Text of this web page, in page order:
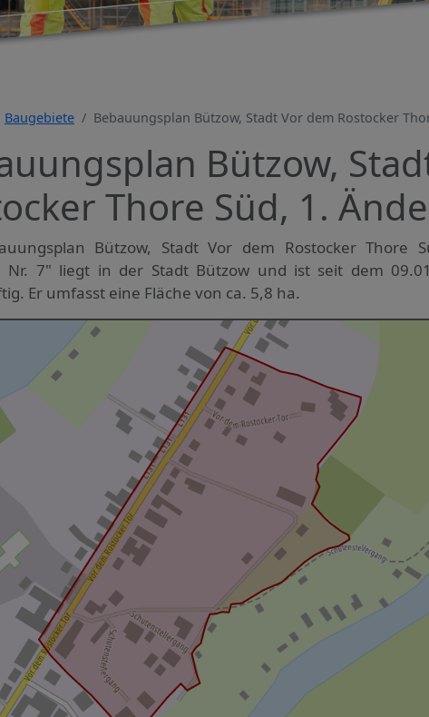
Baugebiete Bebauungsplan Bützow, Stadt Vor dem Rostocker
Bützow,
Thore Süd, 1.
Bützow, Stadt Vor dem Rostocker Thore
Nr. 7" liegt in der Stadt Bützow und ist seit dem
Er umfasst eine Fläche von ca. 5,8 ha.